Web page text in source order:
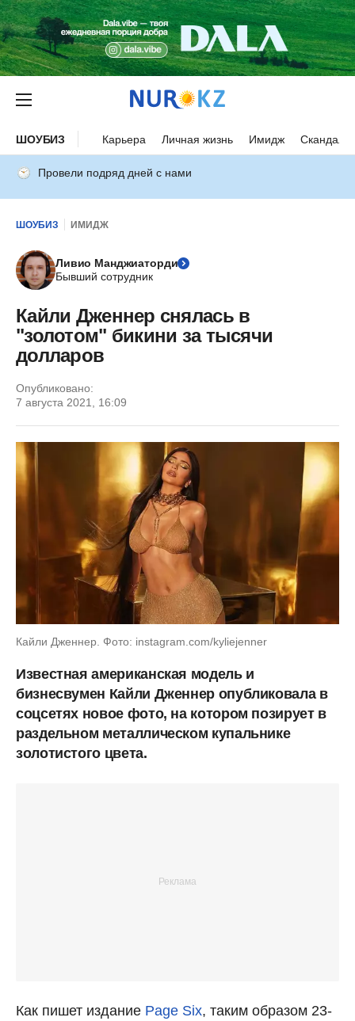
ШОУБИЗ Карьера Личная жизнь Имидж Скандалы
Провели подряд дней с нами
ШОУБИЗ ИМИДЖ
Ливио Манджиаторди
Бывший сотрудник
Кайли Дженнер снялась в
"золотом" бикини за тысячи
долларов
Опубликовано:
7 августа 2021, 16:09
Кайли Дженнер. Фото: instagram.com/kyliejenner
Известная американская модель и
бизнесвумен Кайли Дженнер опубликовала в
соцсетях новое фото, на котором позирует в
раздельном металлическом купальнике
золотистого цвета.
Как пишет издание Page Six, таким образом 23-